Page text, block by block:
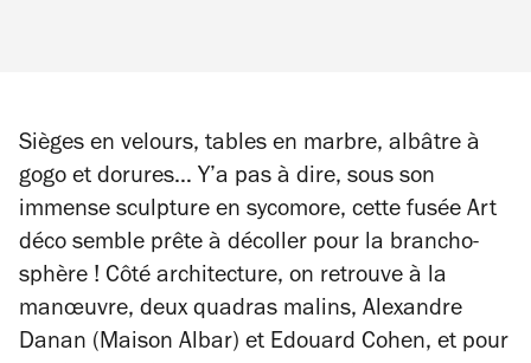
Sièges en velours, tables en marbre, albâtre à
gogo et dorures… Y’a pas à dire, sous son
immense sculpture en sycomore, cette fusée Art
déco semble prête à décoller pour la brancho-
sphère ! Côté architecture, on retrouve à la
manœuvre, deux quadras malins, Alexandre
Danan (Maison Albar) et Edouard Cohen, et pour